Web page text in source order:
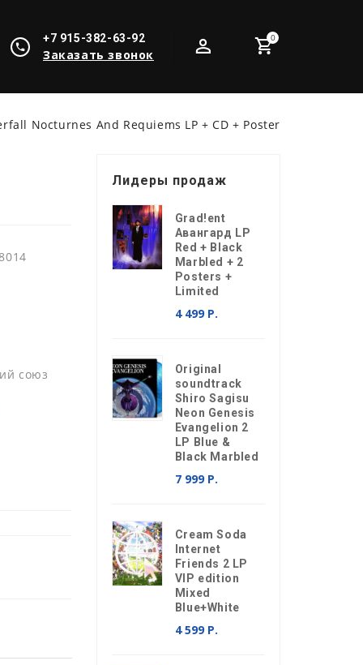
0
+7 915-382-63-92
Заказать звонок
Nocturnes And Requiems LP + CD + Poster
союз
Лидеры продаж
Grad!ent
Авангард LP
Red + Black
Marbled + 2
Posters +
Limited
4 499 Р.
Original
soundtrack
Shiro Sagisu
Neon Genesis
Evangelion 2
LP Blue &
Black Marbled
7 999 Р.
Cream Soda
Internet
Friends 2 LP
VIP edition
Mixed
Blue+White
4 599 Р.